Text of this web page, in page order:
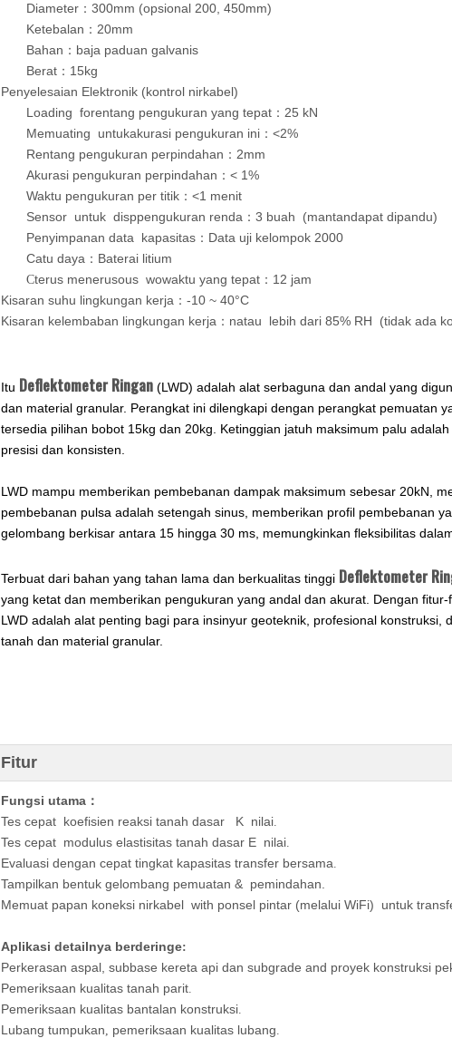
Diameter ： 300mm (opsional 200, 450mm)
Ketebalan ： 20mm
Bahan ： baja paduan galvanis
Berat ： 15kg
Penyelesaian Elektronik (kontrol nirkabel)
Loading forentang pengukuran yang tepat ： 25 kN
Memuating untukakurasi pengukuran ini ： <2%
Rentang pengukuran perpindahan ： 2mm
Akurasi pengukuran perpindahan ： < 1%
Waktu pengukuran per titik ： <1 menit
Sensor untuk disppengukuran renda ： 3 buah (mantandapat dipandu)
Penyimpanan data kapasitas ： Data uji kelompok 2000
Catu daya ： Baterai litium
Cterus menerusous wowaktu yang tepat ： 12 jam
Kisaran suhu lingkungan kerja ： -10 ~ 40°C
Kisaran kelembaban lingkungan kerja ： natau lebih dari 85% RH (tidak ada
Itu Deflektometer Ringan (LWD) adalah alat serbaguna dan andal yang
dan material granular. Perangkat ini dilengkapi dengan perangkat pemuatan
tersedia pilihan bobot 15kg dan 20kg. Ketinggian jatuh maksimum palu
presisi dan konsisten.
LWD mampu memberikan pembebanan dampak maksimum sebesar 20kN,
pembebanan pulsa adalah setengah sinus, memberikan profil pembebanan
gelombang berkisar antara 15 hingga 30 ms, memungkinkan fleksibilitas
Terbuat dari bahan yang tahan lama dan berkualitas tinggi Deflektometer
yang ketat dan memberikan pengukuran yang andal dan akurat. Dengan
LWD adalah alat penting bagi para insinyur geoteknik, profesional
tanah dan material granular.
Fitur
Fungsi utama：
Tes cepat koefisien reaksi tanah dasar K nilai.
Tes cepat modulus elastisitas tanah dasar E nilai.
Evaluasi dengan cepat tingkat kapasitas transfer bersama.
Tampilkan bentuk gelombang pemuatan & pemindahan.
Memuat papan koneksi nirkabel with ponsel pintar (melalui WiFi) untuk
Aplikasi detailnya berderinge:
Perkerasan aspal, subbase kereta api dan subgrade and proyek konstruksi
Pemeriksaan kualitas tanah parit.
Pemeriksaan kualitas bantalan konstruksi.
Lubang tumpukan, pemeriksaan kualitas lubang.